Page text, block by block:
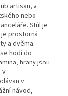
artisan, v
nebo
Stůl je
je prostorná
a dvěma
hodí do
hrany jsou
v
v
návod,